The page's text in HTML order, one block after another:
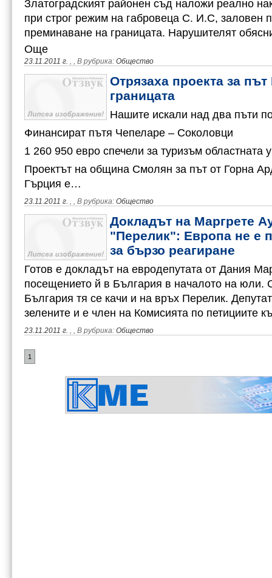
Златоградският районен съд наложи реално
при строг режим на габровеца С. И.С, заловен
преминаване на границата. Нарушителят
23.11.2011 г. , , В рубрика: Общество
Още
Отрязаха проекта за
границата
Нашите искали над два пъти
Финансират пътя Чепеларе – Соколовци
1 260 950 евро спечели за туризъм областната
Проектът на община Смолян за път от Горна
Гърция е…
23.11.2011 г. , , В рубрика: Общество
Докладът на Маргрете
"Перелик": Европа не е
за бързо реагиране
Готов е докладът на евродепутата от Дания
посещението й в България в началото на юли.
България тя се качи и на връх Перелик.
зелените и е член на Комисията по петициите
23.11.2011 г. , , В рубрика: Общество
1